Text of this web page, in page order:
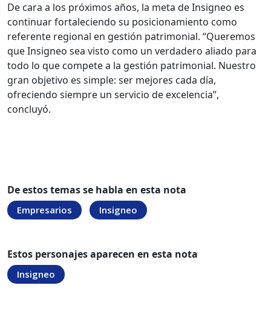
De cara a los próximos años, la meta de Insigneo es
continuar fortaleciendo su posicionamiento como
referente regional en gestión patrimonial. “Queremos
que Insigneo sea visto como un verdadero aliado para
todo lo que compete a la gestión patrimonial. Nuestro
gran objetivo es simple: ser mejores cada día,
ofreciendo siempre un servicio de excelencia”,
concluyó.
De estos temas se habla en esta nota
Empresarios Insigneo
Estos personajes aparecen en esta nota
Insigneo